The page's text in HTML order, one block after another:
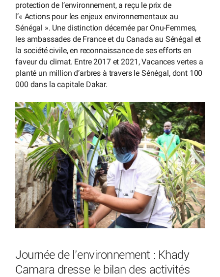
protection de l’environnement, a reçu le prix de
l’« Actions pour les enjeux environnementaux au
Sénégal ». Une distinction décernée par Onu-Femmes,
les ambassades de France et du Canada au Sénégal et
la société civile, en reconnaissance de ses efforts en
faveur du climat. Entre 2017 et 2021, Vacances vertes a
planté un million d’arbres à travers le Sénégal, dont 100
000 dans la capitale Dakar.
Journée de l’environnement : Khady
Camara dresse le bilan des activités